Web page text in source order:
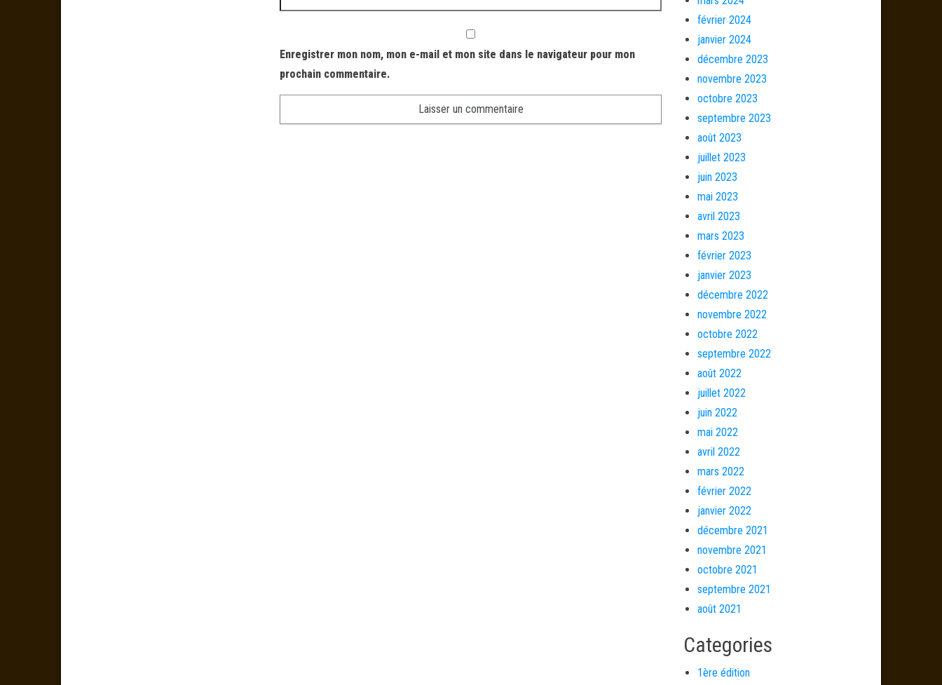
Enregistrer mon nom, mon e-mail et mon site dans le navigateur pour mon
prochain commentaire.
février 2024
janvier 2024
décembre 2023
novembre 2023
octobre 2023
septembre 2023
août 2023
juillet 2023
juin 2023
mai 2023
avril 2023
mars 2023
février 2023
janvier 2023
décembre 2022
novembre 2022
octobre 2022
septembre 2022
août 2022
juillet 2022
juin 2022
mai 2022
avril 2022
mars 2022
février 2022
janvier 2022
décembre 2021
novembre 2021
octobre 2021
septembre 2021
août 2021
Categories
1ère édition